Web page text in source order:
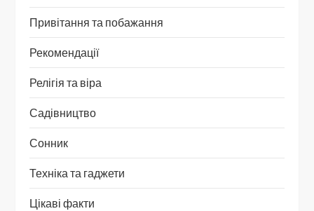
Привітання та побажання
Рекомендації
Релігія та віра
Садівництво
Сонник
Техніка та гаджети
Цікаві факти